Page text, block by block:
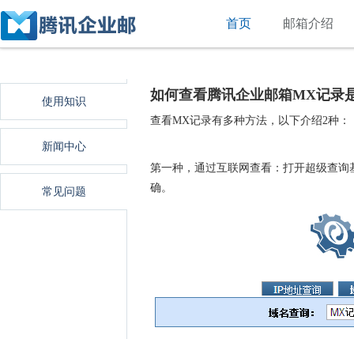
首页 邮箱介绍
使用知识
新闻中心
常见问题
如何查看腾讯企业邮箱MX记录
查看MX记录有多种方法，以下介绍2种：
第一种，通过互联网查看：打开超级查
确。